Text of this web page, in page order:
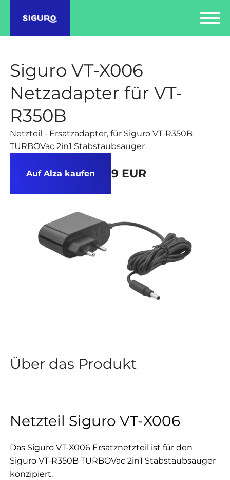
Siguro VT-X006
Netzadapter für VT-
R350B
Netzteil - Ersatzadapter, für Siguro VT-R350B
TURBOVac 2in1 Stabstaubsauger
Auf Alza kaufen 9 EUR
Über das Produkt
Netzteil Siguro VT-X006
Das Siguro VT-X006 Ersatznetzteil ist für den
Siguro VT-R350B TURBOVac 2in1 Stabstaubsauger
konzipiert.